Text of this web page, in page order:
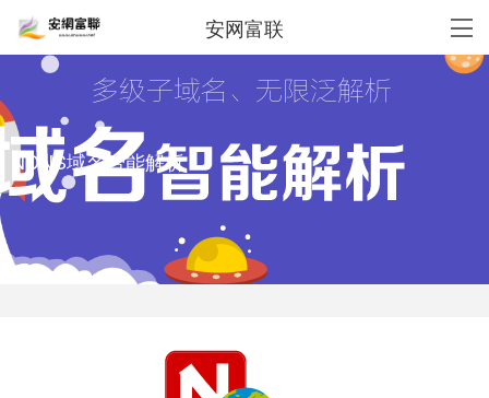
安网富联
NDNS域名智能解析